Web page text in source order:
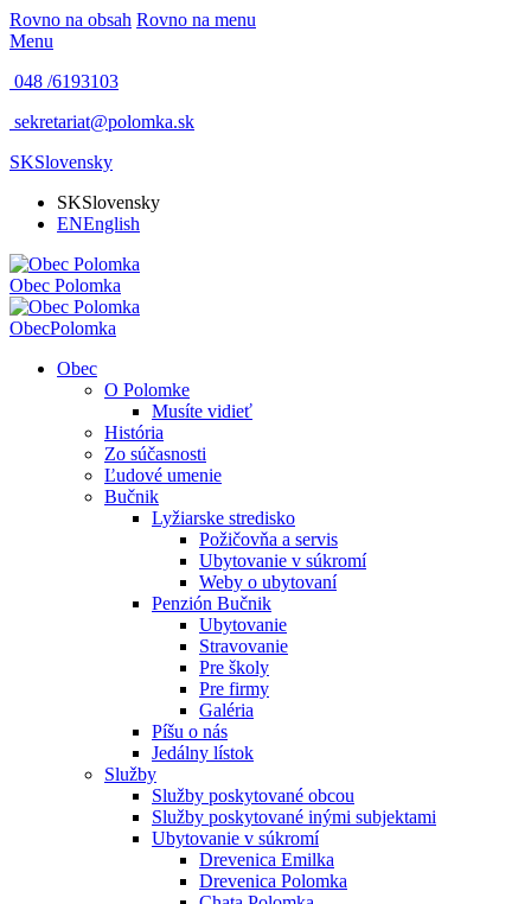
Rovno na obsah Rovno na menu
Menu
048 /6193103
sekretariat@polomka.sk
SKSlovensky
SKSlovensky
ENEnglish
Obec Polomka
ObecPolomka
Obec
O Polomke
Musíte vidieť
História
Zo súčasnosti
Ľudové umenie
Bučnik
Lyžiarske stredisko
Požičovňa a servis
Ubytovanie v súkromí
Weby o ubytovaní
Penzión Bučnik
Ubytovanie
Stravovanie
Pre školy
Pre firmy
Galéria
Píšu o nás
Jedálny lístok
Služby
Služby poskytované obcou
Služby poskytované inými subjektami
Ubytovanie v súkromí
Drevenica Emilka
Drevenica Polomka